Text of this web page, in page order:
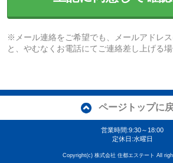
※メール連絡をご希望でも、メールアドレ
と、やむなくお電話にてご連絡差し上げる場
ページトップに
営業時間:9:30～18:00
定休日:水曜日
Copyright(c) 株式会社 住都エステート All